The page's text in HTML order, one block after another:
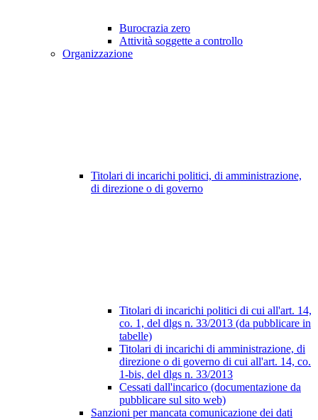
Burocrazia zero
Attività soggette a controllo
Organizzazione
Titolari di incarichi politici, di amministrazione,
di direzione o di governo
Titolari di incarichi politici di cui all'art. 14,
co. 1, del dlgs n. 33/2013 (da pubblicare in
tabelle)
Titolari di incarichi di amministrazione, di
direzione o di governo di cui all'art. 14, co.
1-bis, del dlgs n. 33/2013
Cessati dall'incarico (documentazione da
pubblicare sul sito web)
Sanzioni per mancata comunicazione dei dati